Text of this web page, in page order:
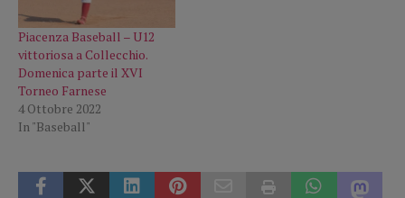
Piacenza Baseball – U12
vittoriosa a Collecchio.
Domenica parte il XVI
Torneo Farnese
4 Ottobre 2022
In "Baseball"